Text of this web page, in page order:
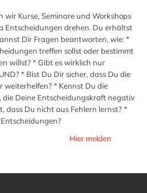
wir Kurse, Seminare und Workshops
Entscheidungen drehen. Du erhältst
Dir Fragen beantworten, wie: *
treffen sollst oder bestimmt
willst? * Gibt es wirklich nur
* Bist Du Dir sicher, dass Du die
weiterhelfen? * Kennst Du die
Deine Entscheidungskraft negativ
dass Du nicht aus Fehlern lernst? *
Hier melden